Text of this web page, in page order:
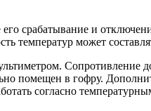
срабатывание и
температур может
помещен в гофру.
согласно